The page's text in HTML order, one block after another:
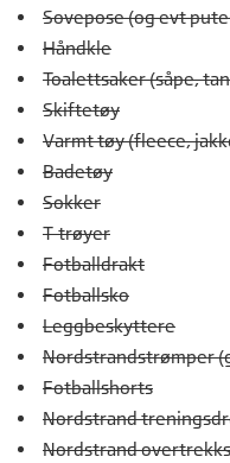
Sovepose (og evt
Håndkle
Toalettsaker (såpe,
Skiftetøy
Varmt tøy (fleece,
Badetøy
Sokker
T-trøyer
Fotballdrakt
Fotballsko
Leggbeskyttere
Nordstrandstrømper
Fotballshorts
Nordstrand
Nordstrand